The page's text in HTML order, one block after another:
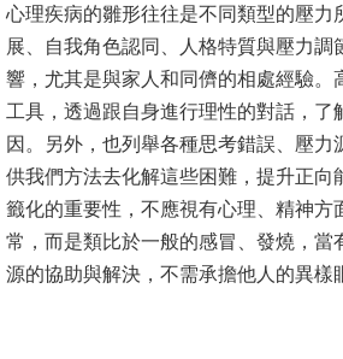
消
息
公
告
國
際
化
心理疾病的雛形往往是不同類型的壓力
展、自我角色認同、人格特質與壓力調
響，尤其是與家人和同儕的相處經驗。
工具，透過跟自身進行理性的對話，了
因。另外，也列舉各種思考錯誤、壓力
供我們方法去化解這些困難，提升正向
籤化的重要性，不應視有心理、精神方
常，而是類比於一般的感冒、發燒，當
源的協助與解決，不需承擔他人的異樣